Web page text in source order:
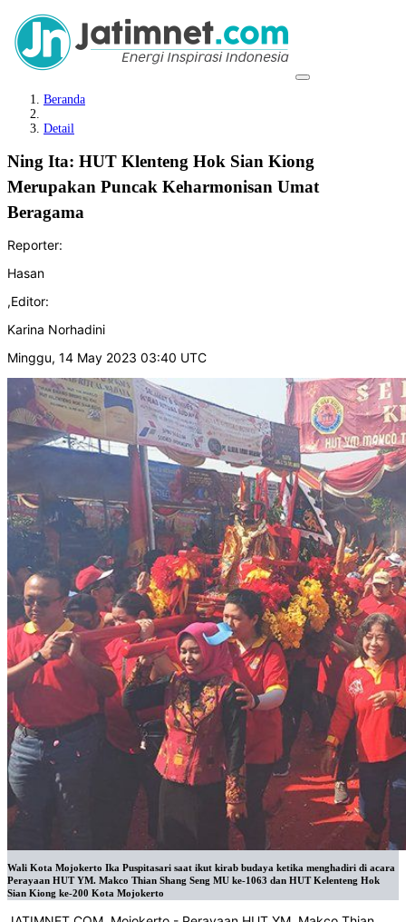
Beranda
Detail
Ning Ita: HUT Klenteng Hok Sian Kiong
Merupakan Puncak Keharmonisan Umat
Beragama
Reporter:
Hasan
,Editor:
Karina Norhadini
Minggu, 14 May 2023 03:40 UTC
Wali Kota Mojokerto Ika Puspitasari saat ikut kirab budaya ketika menghadiri di acara
Perayaan HUT YM. Makco Thian Shang Seng MU ke-1063 dan HUT Kelenteng Hok
Sian Kiong ke-200 Kota Mojokerto